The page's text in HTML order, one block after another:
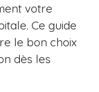
votre
Ce guide
le bon choix
dès les